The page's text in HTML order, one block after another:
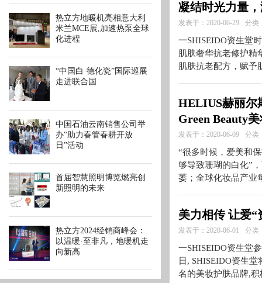
热立方地暖机亮相意大利
米兰MCE展,加速热泵全球
化进程
“中国白·德化瓷”国际巡展
走进联合国
中国石油云南销售公司举
办“助力春管春耕开放
日”活动
首届智慧照明博览燃亮创
新照明的未来
热立方2024经销商峰会：
以温暖·至非凡，地暖机走
向新高
凝结时光力量
发表于：2020-06-29 分类
一SHISEIDO资生堂
肌肤奢华抗老修护精
肌肤抗老配方，赋予
HELIUS赫丽尔
Green Beauty
发表于：2020-06-09 分类
“很多时候，爱美和
够导致珊瑚的白化”
萎；全球化妆品产业
美力相传 让爱“
发表于：2020-06-01 分类
一SHISEIDO资生堂
日, SHISEIDO资生
名的美妆护肤品牌,